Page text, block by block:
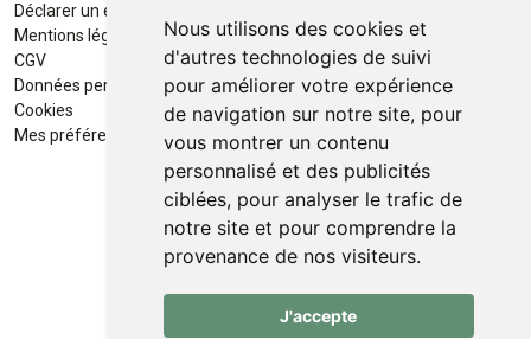
Nous utilisons des cookies et
d'autres technologies de suivi
pour améliorer votre expérience
de navigation sur notre site, pour
vous montrer un contenu
personnalisé et des publicités
ciblées, pour analyser le trafic de
notre site et pour comprendre la
provenance de nos visiteurs.
J'accepte
Déclarer un effet indésirable
Mentions légales
CGV
Données personnelles
Cookies
Mes préférences Cookies
Retrait / Livraison
Retrait à la pharmacie en Click
Livraison cyclo-urbaines à Liège
avec :
Service professionnel et
écologique de livraisons rapides